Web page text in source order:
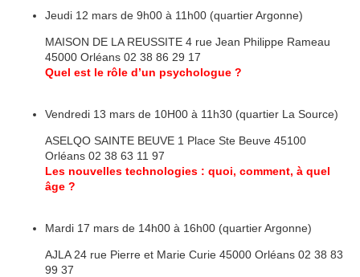
Jeudi 12 mars de 9h00 à 11h00 (quartier Argonne)
MAISON DE LA REUSSITE 4 rue Jean Philippe Rameau
45000 Orléans 02 38 86 29 17
Quel est le rôle d’un psychologue ?
Vendredi 13 mars de 10H00 à 11h30 (quartier La Source)
ASELQO SAINTE BEUVE 1 Place Ste Beuve 45100
Orléans 02 38 63 11 97
Les nouvelles technologies : quoi, comment, à quel
âge ?
Mardi 17 mars de 14h00 à 16h00 (quartier Argonne)
AJLA 24 rue Pierre et Marie Curie 45000 Orléans 02 38 83
99 37